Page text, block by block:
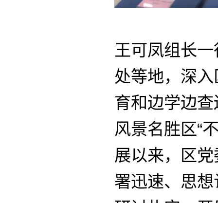
王可凤组长
处等地，深
育和边学边
风景名胜区“
展以来，区
署迅速、思